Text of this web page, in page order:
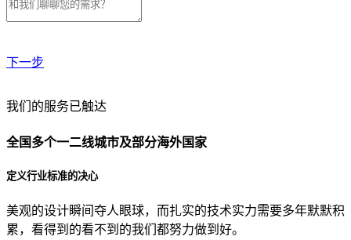
下一步
贵公司预算范围是？
贵公司的团队规模是？
目前主要的营销渠道是？
我们的服务已触达
全国多个一二线城市及部分海外国家
定义行业标准的决心
美观的设计瞬间夺人眼球，而扎实的技术实力需要多年默默积
累，看得到的看不到的我们都努力做到好。